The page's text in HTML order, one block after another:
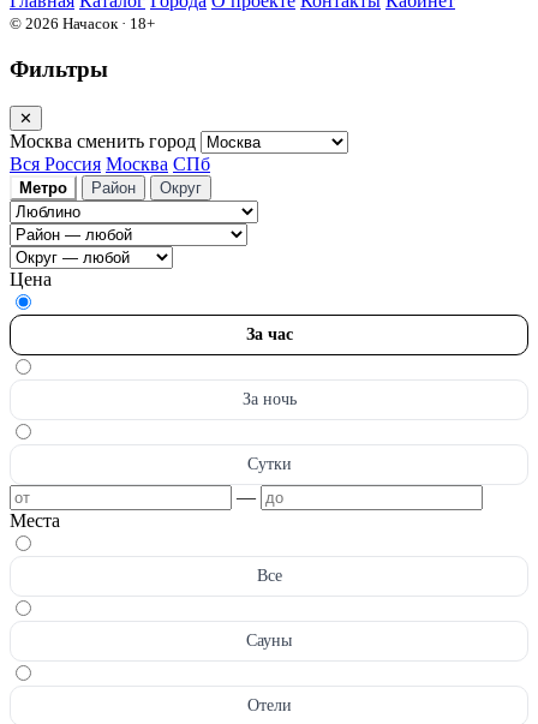
© 2026 Начасок · 18+
Фильтры
✕
Москва сменить город
Вся Россия Москва СПб
Метро Район Округ
Цена
За час
За ночь
Сутки
—
Места
Все
Сауны
Отели